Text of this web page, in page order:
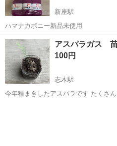
新座駅
ハマナカボニー新品未使用
埼玉 新座市 新座駅 その他
アスパラガス
100円
志木駅
今年種まきしたアスパラです たくさ